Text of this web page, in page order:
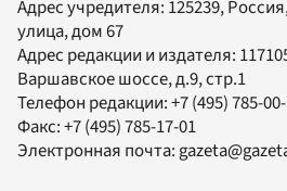
Адрес учредителя: 125239,
улица, дом 67
Адрес редакции и издателя:
Варшавское шоссе, д.9, стр.1
Телефон редакции:+7 (495) 785-
Факс:+7 (495) 785-17-01
Электронная почта: